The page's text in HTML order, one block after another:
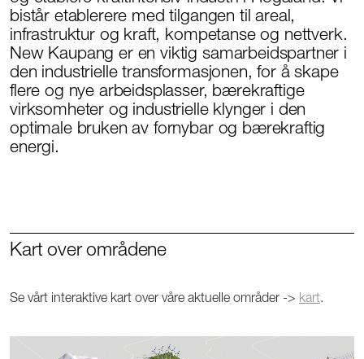
bistår etablerere med tilgangen til areal,
infrastruktur og kraft, kompetanse og nettverk.
New Kaupang er en viktig samarbeidspartner i
den industrielle transformasjonen, for å skape
flere og nye arbeidsplasser, bærekraftige
virksomheter og industrielle klynger i den
optimale bruken av fornybar og bærekraftig
energi.
Kart over områdene
Se vårt interaktive kart over våre aktuelle områder -> kart.